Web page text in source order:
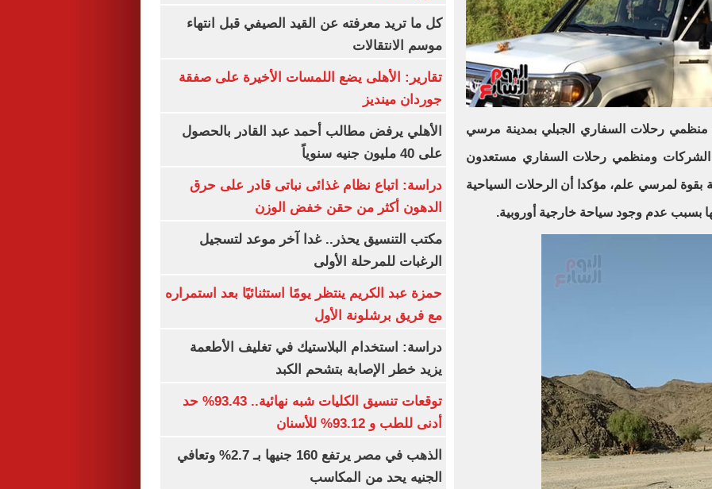
منظمي رحلات السفاري الجبلي بمدينة مرسي
الشركات ومنظمي رحلات السفاري مستعدون
بقوة لمرسي علم، مؤكدا أن الرحلات السياحية
بسبب عدم وجود سياحة خارجية أوروبية.
كل ما تريد معرفته عن القيد الصيفي قبل انتهاء
موسم الانتقالات
تقارير: الأهلى يضع اللمسات الأخيرة على صفقة
جوردان مينديز
الأهلي يرفض مطالب أحمد عبد القادر بالحصول
على 40 مليون جنيه سنوياً
دراسة: اتباع نظام غذائى نباتى قادر على حرق
الدهون أكثر من حقن خفض الوزن
مكتب التنسيق يحذر.. غدا آخر موعد لتسجيل
الرغبات للمرحلة الأولى
حمزة عبد الكريم ينتظر يومًا استثنائيًا بعد استمراره
مع فريق برشلونة الأول
دراسة: استخدام البلاستيك في تغليف الأطعمة
يزيد خطر الإصابة بتشحم الكبد
توقعات تنسيق الكليات شبه نهائية.. 93.43% حد
أدنى للطب و 93.12% للأسنان
الذهب في مصر يرتفع 160 جنيها بـ 2.7% وتعافي
الجنيه يحد من المكاسب